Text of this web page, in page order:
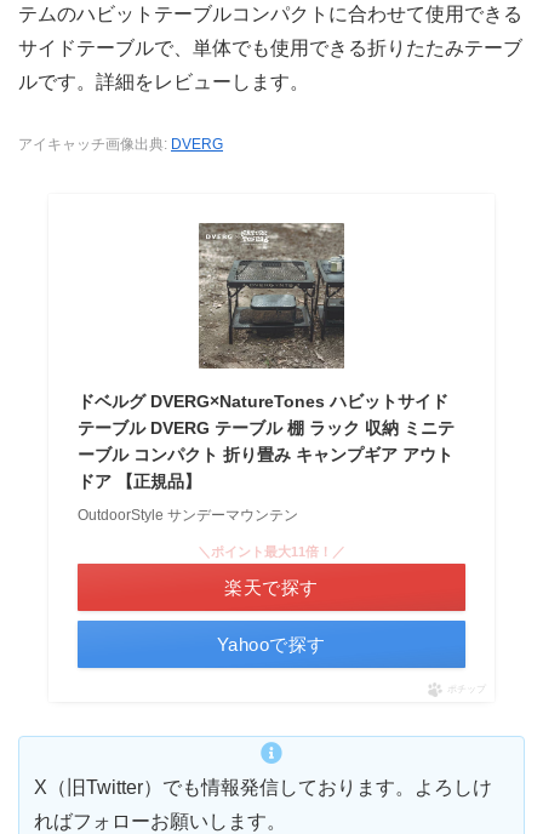
テムのハビットテーブルコンパクトに合わせて使用できる
サイドテーブルで、単体でも使用できる折りたたみテーブ
ルです。詳細をレビューします。
アイキャッチ画像出典: DVERG
ドベルグ DVERG×NatureTones ハビットサイド
テーブル DVERG テーブル 棚 ラック 収納 ミニテ
ーブル コンパクト 折り畳み キャンプギア アウト
ドア 【正規品】
OutdoorStyle サンデーマウンテン
＼ポイント最大11倍！／
楽天で探す
Yahooで探す
ポチップ
X（旧Twitter）でも情報発信しております。よろしけ
ればフォローお願いします。